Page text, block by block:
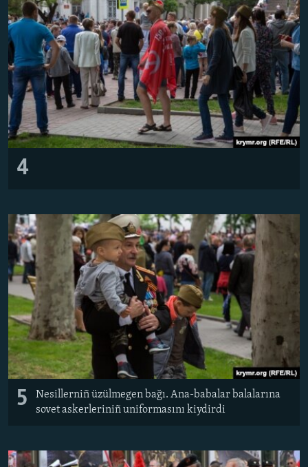
4
5
Nesillerniñ üzülmegen bağı. Ana-babalar balalarına
sovet askerleriniñ uniformasını kiydirdi